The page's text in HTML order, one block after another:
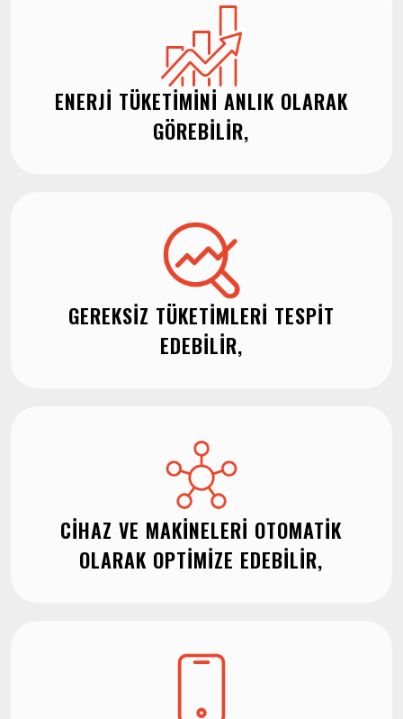
ENERJI TÜKETIMINI ANLIK OLARAK
GÖREBILIR,
GEREKSIZ TÜKETIMLERI TESPIT
EDEBILIR,
CIHAZ VE MAKINELERI OTOMATIK
OLARAK OPTIMIZE EDEBILIR,